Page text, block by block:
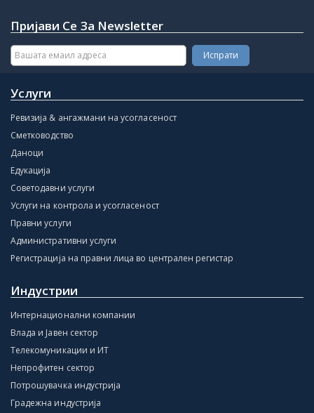
Пријави Се За Newsletter
Услуги
Ревизија & ангажмани на усогласеност
Сметководство
Даноци
Едукација
Советодавни услуги
Услуги на контрола и усогласеност
Правни услуги
Административни услуги
Регистрација на правни лица во централен регистар
Индустрии
Интернационални компании
Влада и Јавен сектор
Телекомуникации и ИТ
Непрофитен сектор
Потрошувачка индустрија
Градежна индустрија